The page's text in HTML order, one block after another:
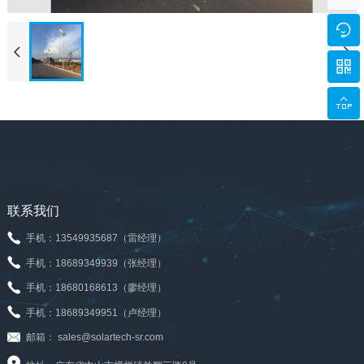
 
联系我们
手机：13549935687（雷经理）
手机：18689349939（张经理）
手机：18680168613（廖经理）
手机：18689349951（卢经理）
邮箱： sales@solartech-sr.com


